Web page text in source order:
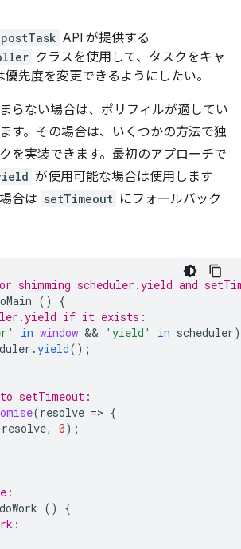
API が提供する
クラスを使用して、タスクをキャ
優先度を変更できるようにしたい。
らない場合は、ポリフィルが適してい
す。その場合は、いくつかの方法で独
を実装できます。最初のアプローチで
が使用可能な場合は使用します
合は setTimeout にフォールバック
shimming scheduler.yield and
()
{
if it exists:
in window && 'yield' in scheduler)
.yield();
setTimeout:
(resolve => {
resolve, 0);
doWork ()
{